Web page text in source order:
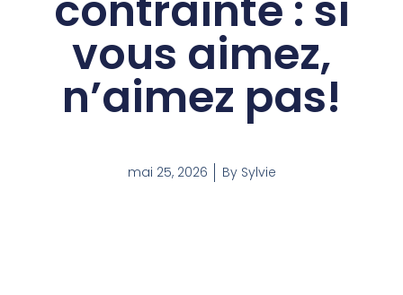
vous aimez,
n’aimez pas!
mai 25, 2026 BySylvie